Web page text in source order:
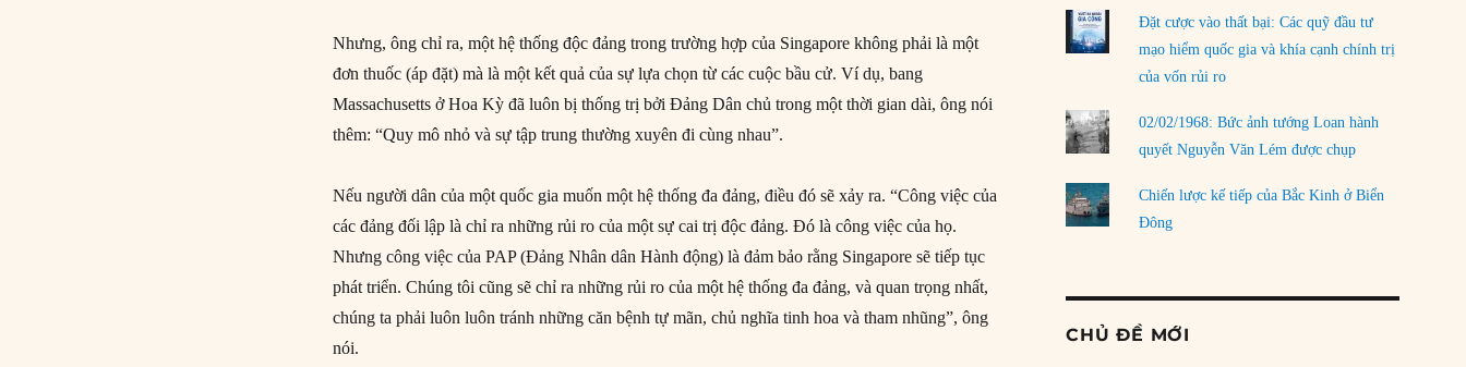
Nhưng, ông chỉ ra, một hệ thống độc đảng trong trường hợp của Singapore không phải là một
đơn thuốc (áp đặt) mà là một kết quả của sự lựa chọn từ các cuộc bầu cử. Ví dụ, bang
Massachusetts ở Hoa Kỳ đã luôn bị thống trị bởi Đảng Dân chủ trong một thời gian dài, ông nói
thêm: “Quy mô nhỏ và sự tập trung thường xuyên đi cùng nhau”.
Nếu người dân của một quốc gia muốn một hệ thống đa đảng, điều đó sẽ xảy ra. “Công việc của
các đảng đối lập là chỉ ra những rủi ro của một sự cai trị độc đảng. Đó là công việc của họ.
Nhưng công việc của PAP (Đảng Nhân dân Hành động) là đảm bảo rằng Singapore sẽ tiếp tục
phát triển. Chúng tôi cũng sẽ chỉ ra những rủi ro của một hệ thống đa đảng, và quan trọng nhất,
chúng ta phải luôn luôn tránh những căn bệnh tự mãn, chủ nghĩa tinh hoa và tham nhũng”, ông
nói.
Đặt cược vào thất bại: Các quỹ đầu tư
mạo hiểm quốc gia và khía cạnh chính trị
của vốn rủi ro
02/02/1968: Bức ảnh tướng Loan hành
quyết Nguyễn Văn Lém được chụp
Chiến lược kế tiếp của Bắc Kinh ở Biển
Đông
CHỦ ĐỀ MỚI